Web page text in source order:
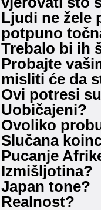
Ljudi ne žele
potpuno
Trebalo bi ih
Probajte
misliti će da
Ovi potresi
Uobičajeni?
Ovoliko
Slučana
Pucanje
Izmišljotina?
Japan tone?
Realnost?